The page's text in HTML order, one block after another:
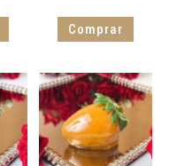
Comprar